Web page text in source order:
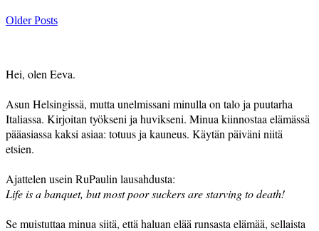
Older Posts
Hei, olen Eeva.
Asun Helsingissä, mutta unelmissani minulla on talo ja puutarha
Italiassa. Kirjoitan työkseni ja huvikseni. Minua kiinnostaa elämässä
pääasiassa kaksi asiaa: totuus ja kauneus. Käytän päiväni niitä
etsien.
Ajattelen usein RuPaulin lausahdusta:
Life is a banquet, but most poor suckers are starving to death!
Se muistuttaa minua siitä, että haluan elää runsasta elämää, sellaista